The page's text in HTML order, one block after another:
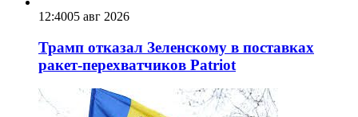
12:4005 авг 2026
Трамп отказал Зеленскому в поставках
ракет-перехватчиков Patriot